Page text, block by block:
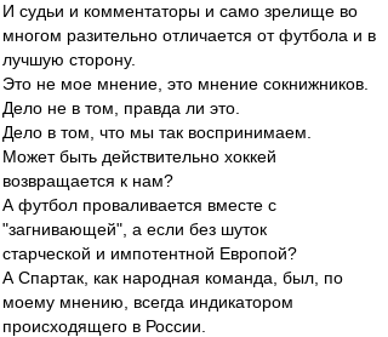
И судьи и комментаторы и само зрелище во
многом разительно отличается от футбола и в
лучшую сторону.
Это не мое мнение, это мнение сокнижников.
Дело не в том, правда ли это.
Дело в том, что мы так воспринимаем.
Может быть действительно хоккей
возвращается к нам?
А футбол проваливается вместе с
"загнивающей", а если без шуток
старческой и импотентной Европой?
А Спартак, как народная команда, был, по
моему мнению, всегда индикатором
происходящего в России.